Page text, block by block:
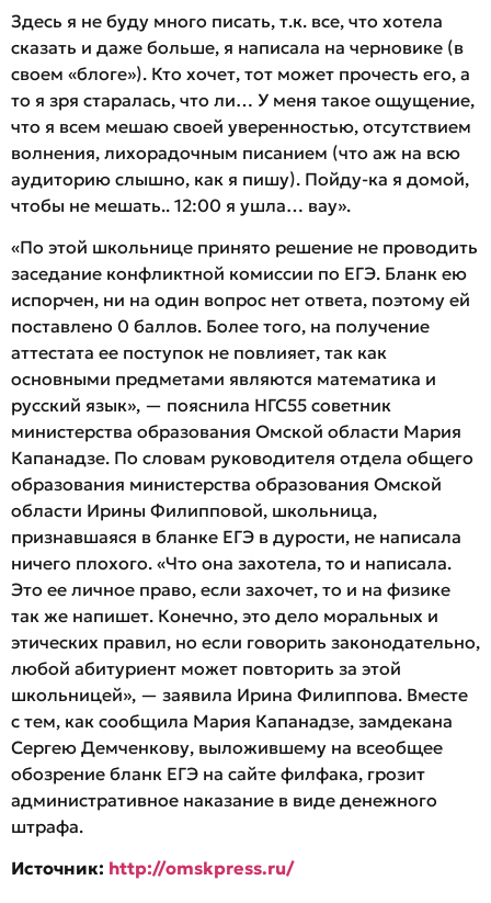
Здесь я не буду много писать, т.к. все, что хотела
сказать и даже больше, я написала на черновике (в
своем «блоге»). Кто хочет, тот может прочесть его, а
то я зря старалась, что ли… У меня такое ощущение,
что я всем мешаю своей уверенностью, отсутствием
волнения, лихорадочным писанием (что аж на всю
аудиторию слышно, как я пишу). Пойду-ка я домой,
чтобы не мешать.. 12:00 я ушла… вау».
«По этой школьнице принято решение не проводить
заседание конфликтной комиссии по ЕГЭ. Бланк ею
испорчен, ни на один вопрос нет ответа, поэтому ей
поставлено 0 баллов. Более того, на получение
аттестата ее поступок не повлияет, так как
основными предметами являются математика и
русский язык», — пояснила НГС55 советник
министерства образования Омской области Мария
Капанадзе. По словам руководителя отдела общего
образования министерства образования Омской
области Ирины Филипповой, школьница,
признавшаяся в бланке ЕГЭ в дурости, не написала
ничего плохого. «Что она захотела, то и написала.
Это ее личное право, если захочет, то и на физике
так же напишет. Конечно, это дело моральных и
этических правил, но если говорить законодательно,
любой абитуриент может повторить за этой
школьницей», — заявила Ирина Филиппова. Вместе
с тем, как сообщила Мария Капанадзе, замдекана
Сергею Демченкову, выложившему на всеобщее
обозрение бланк ЕГЭ на сайте филфака, грозит
административное наказание в виде денежного
штрафа.
Источник: http://omskpress.ru/